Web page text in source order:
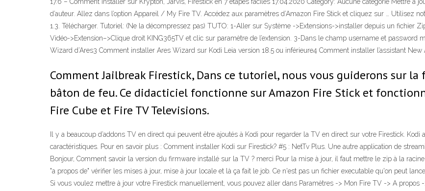
d’auteur. Allez dans l’option Appareil / My Fire TV. Accédez aux paramètres d’Amazon Fire Stick et cliquez sur … Utilisez
1.3. Télécharger. Tutoriel: (Ne la décompressez pas) TUTO: 1-Aller sur Système ->Extensions->installer depuis un fichier
Vidéo->Extension–>Clique droit KING365TV et clic sur paramètre de l’extension. 3-Dans le champ username et password
Wizard d’Ares3 Comment installer Ares Wizard sur Kodi Leia version 18.5 ou inférieure4 Comment installer l’assistant New
Comment Jailbreak Firestick, Dans ce tutoriel, nous vous guiderons sur
bâton de feu. Ce didacticiel fonctionne sur Amazon Fire Stick et
Fire Cube et Fire TV Televisions.
Il y a beaucoup d’addons TV en direct qui peuvent être ajoutés à Kodi pour regarder la TV en direct sur votre Firestick. Kodi
caractéristiques. Pour en savoir plus : Comment installer Kodi sur Firestick? #5 : NetTv Plus. Une autre application de
Bonjour, Comment savoir la version du firmware installé sur la TV ? merci Pour la mise à jour, il faut mettre le zip à la
"a propos de" vérifier les mises à jour, mise à jour locale et là ça fait le job. Ce n'est pas un fichier executable qu'on peut
Si vous voulez mettre à jour votre Firestick manuellement, vous pouvez aller dans Paramètres -> Mon Fire TV -> A propos